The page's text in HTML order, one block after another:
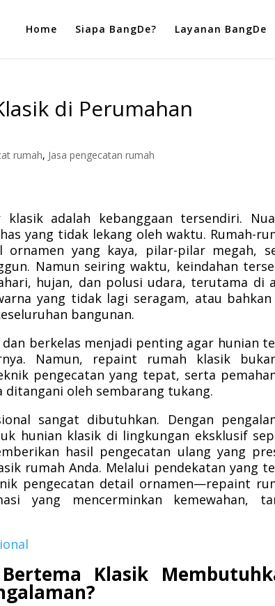
Home Siapa BangDe? Layanan BangDe
di Perumahan
rumah, Jasa pengecatan rumah
adalah kebanggaan tersendiri.
yang tidak lekang oleh waktu. Rumah-
yang kaya, pilar-pilar megah,
Namun seiring waktu, keindahan
hujan, dan polusi udara, terutama di
yang tidak lagi seragam, atau
bangunan.
berkelas menjadi penting agar hunian
Namun, repaint rumah klasik
pengecatan yang tepat, serta
oleh sembarang tukang.
sangat dibutuhkan. Dengan
hunian klasik di lingkungan eksklusif
hasil pengecatan ulang yang
rumah Anda. Melalui pendekatan yang
pengecatan detail ornamen—repaint
yang mencerminkan kemewahan,
Klasik